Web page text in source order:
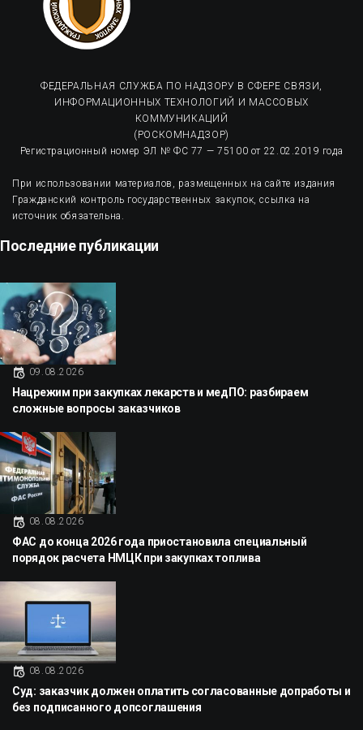
ФЕДЕРАЛЬНАЯ СЛУЖБА ПО НАДЗОРУ В СФЕРЕ СВЯЗИ,
ИНФОРМАЦИОННЫХ ТЕХНОЛОГИЙ И МАССОВЫХ
КОММУНИКАЦИЙ
(РОСКОМНАДЗОР)
Регистрационный номер ЭЛ № ФС 77 — 75100 от 22.02.2019 года
При использовании материалов, размещенных на сайте издания
Гражданский контроль государственных закупок, ссылка на
источник обязательна.
Последние публикации
09.08.2026
Нацрежим при закупках лекарств и медПО: разбираем
сложные вопросы заказчиков
08.08.2026
ФАС до конца 2026 года приостановила специальный
порядок расчета НМЦК при закупках топлива
08.08.2026
Суд: заказчик должен оплатить согласованные допработы и
без подписанного допсоглашения